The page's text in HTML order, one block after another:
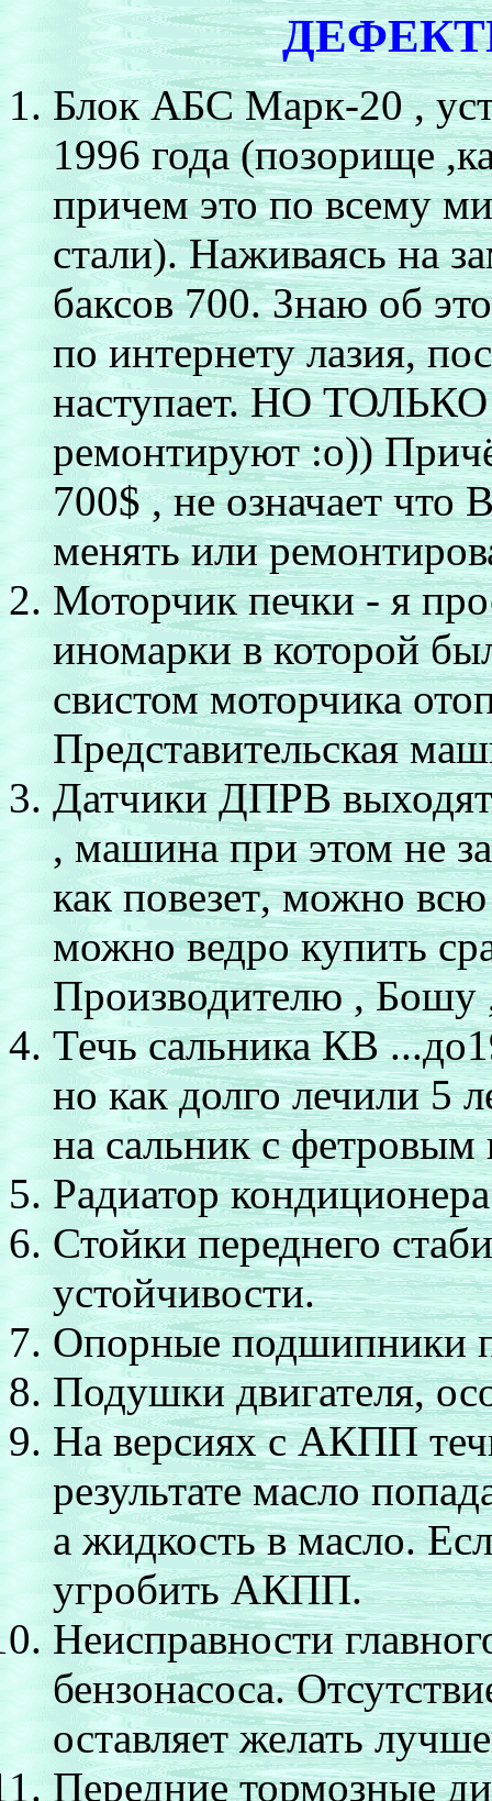
Блок АБС Марк-20,
1996 года(позорище
причем это по всему
стали).Наживаясь на
баксов 700. Знаю об
по интернету лазия,
наступает. НО
ремонтируют :о))
700$ , не означает что
менять или
Моторчик печки - я
иномарки в которой
свистом моторчика
Представительская
Датчики ДПРВ
,машина при этом не
как повезет,можно всю
можно ведро купить
Производителю, Бошу
Течь сальника КВ ...
но как долго лечили 5
на сальник с фетровым
Радиатор
Стойки переднего
устойчивости.
Опорные подшипники
Подушки двигателя,
На версиях с АКПП
результате масло
а жидкость в масло.
угробить АКПП.
Неисправности
бензонасоса.
оставляет желать
Передние тормозные